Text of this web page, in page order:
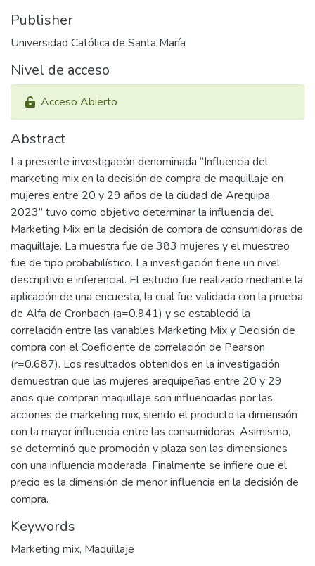
Publisher
Universidad Católica de Santa María
Nivel de acceso
Acceso Abierto
Abstract
La presente investigación denominada “Influencia del
marketing mix en la decisión de compra de maquillaje en
mujeres entre 20 y 29 años de la ciudad de Arequipa,
2023” tuvo como objetivo determinar la influencia del
Marketing Mix en la decisión de compra de consumidoras de
maquillaje. La muestra fue de 383 mujeres y el muestreo
fue de tipo probabilístico. La investigación tiene un nivel
descriptivo e inferencial. El estudio fue realizado mediante la
aplicación de una encuesta, la cual fue validada con la prueba
de Alfa de Cronbach (a=0.941) y se estableció la
correlación entre las variables Marketing Mix y Decisión de
compra con el Coeficiente de correlación de Pearson
(r=0.687). Los resultados obtenidos en la investigación
demuestran que las mujeres arequipeñas entre 20 y 29
años que compran maquillaje son influenciadas por las
acciones de marketing mix, siendo el producto la dimensión
con la mayor influencia entre las consumidoras. Asimismo,
se determinó que promoción y plaza son las dimensiones
con una influencia moderada. Finalmente se infiere que el
precio es la dimensión de menor influencia en la decisión de
compra.
Keywords
Marketing mix, Maquillaje